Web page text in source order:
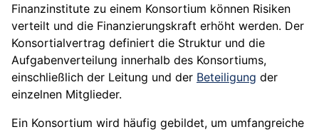
Finanzinstitute zu einem Konsortium können Risiken
verteilt und die Finanzierungskraft erhöht werden. Der
Konsortialvertrag definiert die Struktur und die
Aufgabenverteilung innerhalb des Konsortiums,
einschließlich der Leitung und der Beteiligung der
einzelnen Mitglieder.
Ein Konsortium wird häufig gebildet, um umfangreiche